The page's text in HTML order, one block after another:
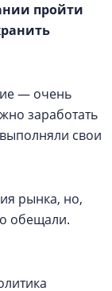
пройти
— очень
заработать
свои
рынка, но,
обещали.